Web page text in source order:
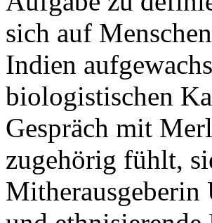
sich auf
Indien
biologistischen
Gespräch mit
zugehörig fühlt,